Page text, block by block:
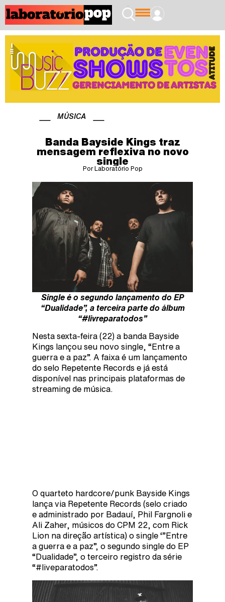
MÚSICA
Banda Bayside Kings traz
mensagem reflexiva no novo
single
Por Laboratório Pop
Single é o segundo lançamento do EP
“Dualidade”, a terceira parte do álbum
“#livreparatodos”
Nesta sexta-feira (22) a banda Bayside
Kings lançou seu novo single, “Entre a
guerra e a paz”. A faixa é um lançamento
do selo Repetente Records e já está
disponível nas principais plataformas de
streaming de música.
O quarteto hardcore/punk Bayside Kings
lança via Repetente Records (selo criado
e administrado por Badauí, Phil Fargnoli e
Ali Zaher, músicos do CPM 22, com Rick
Lion na direção artística) o single ‘”Entre
a guerra e a paz”, o segundo single do EP
“Dualidade”, o terceiro registro da série
“#liveparatodos”.